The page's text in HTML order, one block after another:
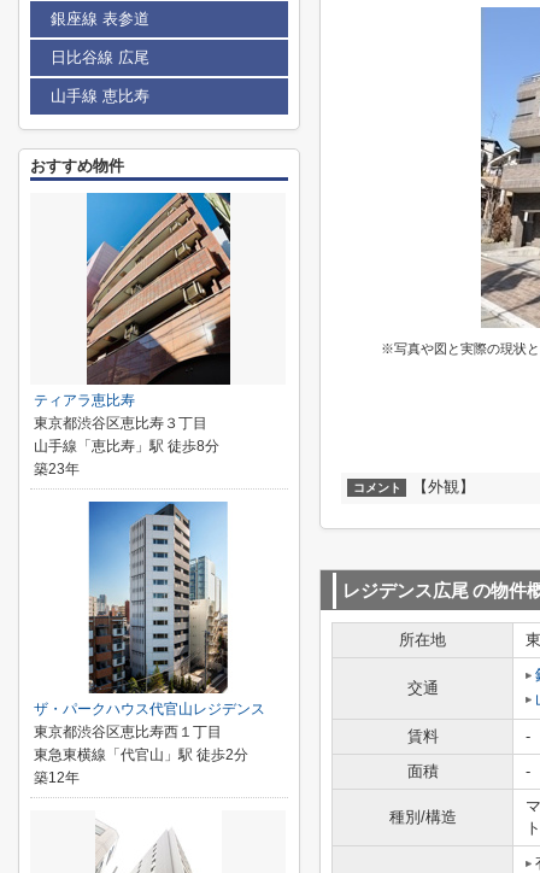
※写真や図と実際の現状
コメント 【外観】
レジデンス広尾の物件
所在地
交通
賃料
-
面積
-
種別/構造
ト
銀座線 表参道
日比谷線 広尾
山手線 恵比寿
おすすめ物件
ティアラ恵比寿
東京都渋谷区恵比寿３丁目
山手線「恵比寿」駅 徒歩8分
築23年
ザ・パークハウス代官山レジデンス
東京都渋谷区恵比寿西１丁目
東急東横線「代官山」駅 徒歩2分
築12年